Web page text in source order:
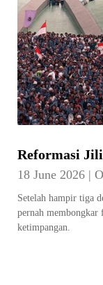
Reformasi
18 June 2026 |
Setelah hampir tiga
pernah
ketimpangan.